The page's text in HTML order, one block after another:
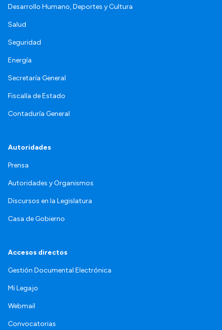
Desarrollo Humano, Deportes y Cultura
Salud
Seguridad
Energía
Secretaría General
Fiscalía de Estado
Contaduría General
Autoridades
Prensa
Autoridades y Organismos
Discursos en la Legislatura
Casa de Gobierno
Accesos directos
Gestión Documental Electrónica
Mi Legajo
Webmail
Convocatorias